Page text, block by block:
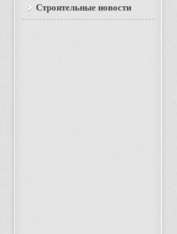
Строительные новости